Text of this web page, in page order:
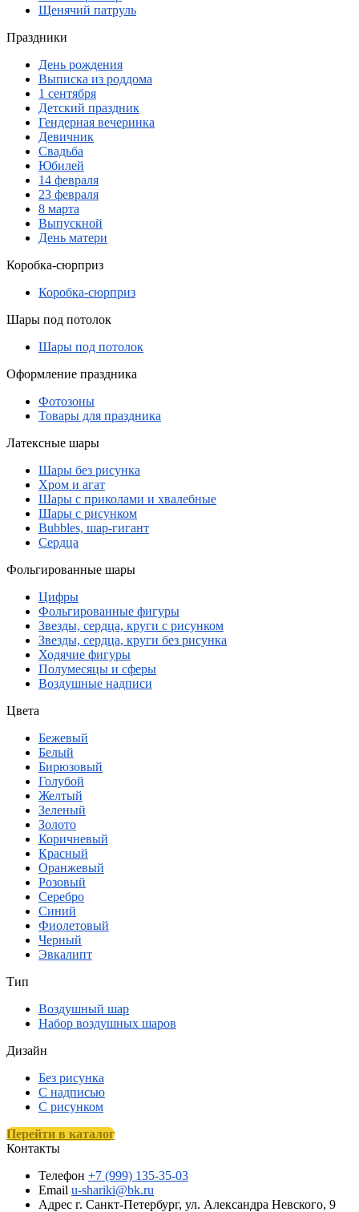
Щенячий патруль
Праздники
День рождения
Выписка из роддома
1 сентября
Детский праздник
Гендерная вечеринка
Девичник
Свадьба
Юбилей
14 февраля
23 февраля
8 марта
Выпускной
День матери
Коробка-сюрприз
Коробка-сюрприз
Шары под потолок
Шары под потолок
Оформление праздника
Фотозоны
Товары для праздника
Латексные шары
Шары без рисунка
Хром и агат
Шары с приколами и хвалебные
Шары с рисунком
Bubbles, шар-гигант
Сердца
Фольгированные шары
Цифры
Фольгированные фигуры
Звезды, сердца, круги с рисунком
Звезды, сердца, круги без рисунка
Ходячие фигуры
Полумесяцы и сферы
Воздушные надписи
Цвета
Бежевый
Белый
Бирюзовый
Голубой
Желтый
Зеленый
Золото
Коричневый
Красный
Оранжевый
Розовый
Серебро
Синий
Фиолетовый
Черный
Эвкалипт
Тип
Воздушный шар
Набор воздушных шаров
Дизайн
Без рисунка
С надписью
С рисунком
Перейти в каталог
Контакты
Телефон +7 (999) 135-35-03
Email u-shariki@bk.ru
Адрес г. Санкт-Петербург, ул. Александра Невского, 9